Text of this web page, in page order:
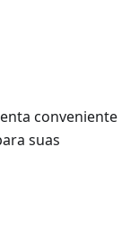
conveniente
suas